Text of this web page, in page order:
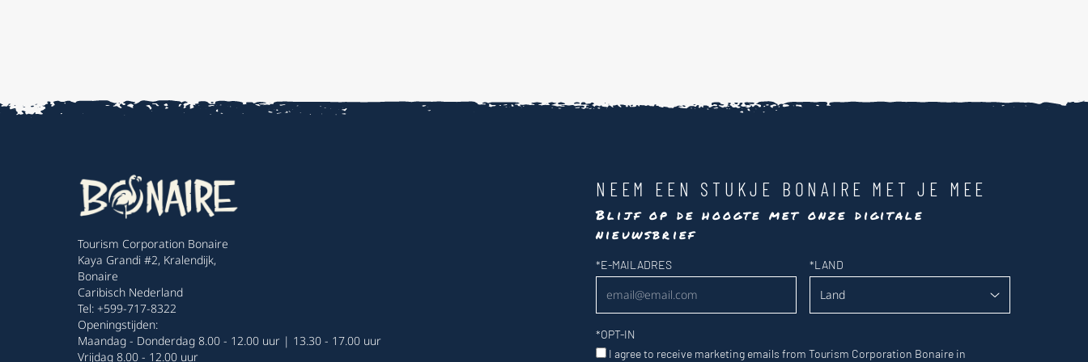
Tourism Corporation Bonaire
Kaya Grandi #2, Kralendijk,
Bonaire
Caribisch Nederland
Tel: +599-717-8322
Openingstijden:
Maandag - Donderdag 8.00 - 12.00 uur | 13.30 - 17.00 uur
Vrijdag 8.00 - 12.00 uur
NEEM EEN STUKJE BONAIRE MET JE MEE
Blijf op de hoogte met onze digitale
nieuwsbrief
Nieuwsbrief
*E-MAILADRES *LAND
*OPT-IN
I agree to receive marketing emails from Tourism Corporation Bonaire in